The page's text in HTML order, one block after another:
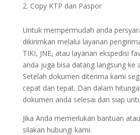
Copy KTP dan Paspor
Untuk mempermudah anda
dikirimkan melalui layanan
TIKI, JNE, atau layanan ekspedisi
anda juga bisa datang langsung ke
Setelah dokumen diterima kami
cepat dan tepat. Dan dalam
dokumen anda selesai dan siap
Jika Anda memerlukan bantuan
silakan hubungi kami.